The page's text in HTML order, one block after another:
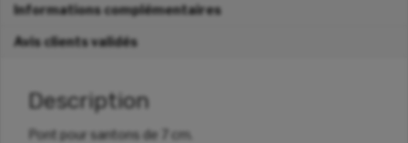
Informations complémentaires
Avis clients validés
Description
Pont pour santons de 7 cm.